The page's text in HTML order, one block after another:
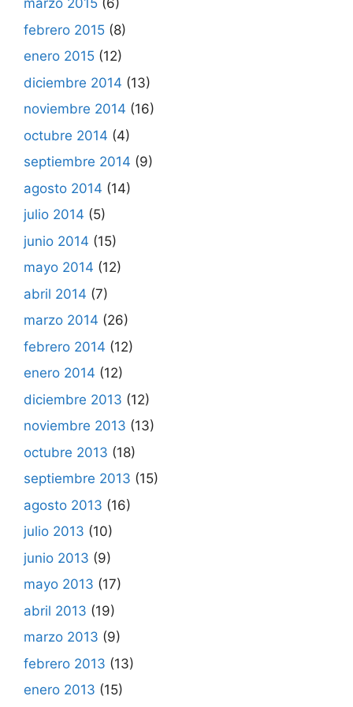
marzo 2015 (6)
febrero 2015 (8)
enero 2015 (12)
diciembre 2014 (13)
noviembre 2014 (16)
octubre 2014 (4)
septiembre 2014 (9)
agosto 2014 (14)
julio 2014 (5)
junio 2014 (15)
mayo 2014 (12)
abril 2014 (7)
marzo 2014 (26)
febrero 2014 (12)
enero 2014 (12)
diciembre 2013 (12)
noviembre 2013 (13)
octubre 2013 (18)
septiembre 2013 (15)
agosto 2013 (16)
julio 2013 (10)
junio 2013 (9)
mayo 2013 (17)
abril 2013 (19)
marzo 2013 (9)
febrero 2013 (13)
enero 2013 (15)